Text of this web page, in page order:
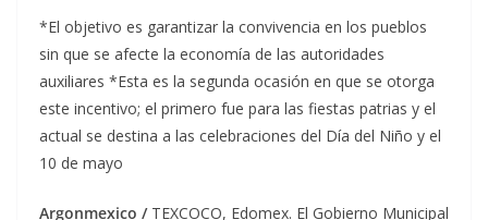
*El objetivo es garantizar la convivencia en los pueblos
sin que se afecte la economía de las autoridades
auxiliares *Esta es la segunda ocasión en que se otorga
este incentivo; el primero fue para las fiestas patrias y el
actual se destina a las celebraciones del Día del Niño y el
10 de mayo
Argonmexico / ​TEXCOCO, Edomex. El Gobierno Municipal